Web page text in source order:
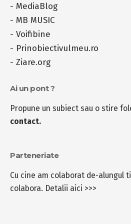
- MediaBlog
- MB MUSIC
- Voifibine
- Prinobiectivulmeu.ro
- Ziare.org
Ai un pont ?
Propune un subiect sau o stire
contact.
Parteneriate
Cu cine am colaborat de-alungul
colabora. Detalii aici >>>